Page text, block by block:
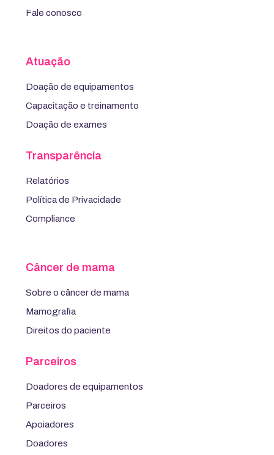
Fale conosco
Atuação
Doação de equipamentos
Capacitação e treinamento
Doação de exames
Transparência
Relatórios
Política de Privacidade
Compliance
Câncer de mama
Sobre o câncer de mama
Mamografia
Direitos do paciente
Parceiros
Doadores de equipamentos
Parceiros
Apoiadores
Doadores